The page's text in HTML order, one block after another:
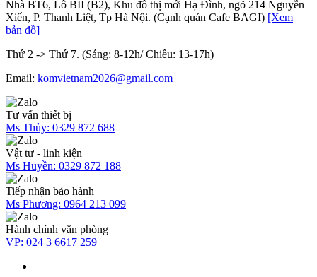
Nhà BT6, Lô BII (B2), Khu đô thị mới Hạ Đình, ngõ 214 Nguyễn
Xiển, P. Thanh Liệt, Tp Hà Nội. (Cạnh quán Cafe BAGI) [Xem
bản đồ]
Thứ 2 -> Thứ 7. (Sáng: 8-12h/ Chiều: 13-17h)
Email: komvietnam2026@gmail.com
Tư vấn thiết bị
Ms Thủy: 0329 872 688
Vật tư - linh kiện
Ms Huyền: 0329 872 188
Tiếp nhận bảo hành
Ms Phương: 0964 213 099
Hành chính văn phòng
VP: 024 3 6617 259